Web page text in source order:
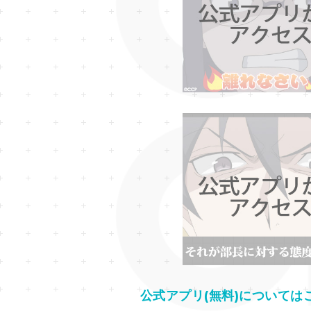
公式アプリ(無料)については